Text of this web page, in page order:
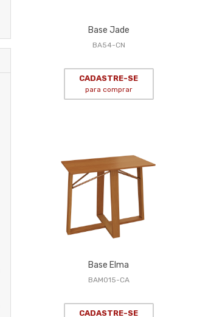
Base Jade
BA54-CN
CADASTRE-SE
para comprar
Base Elma
BAM015-CA
CADASTRE-SE